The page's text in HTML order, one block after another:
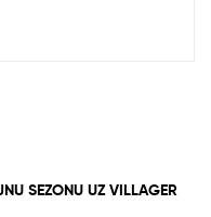
SEZONU UZ VILLAGER